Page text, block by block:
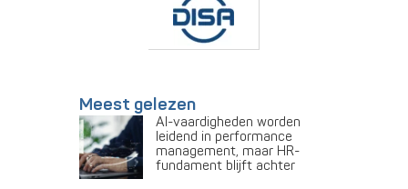
Meest gelezen
AI-vaardigheden worden
leidend in performance
management, maar HR-
fundament blijft achter